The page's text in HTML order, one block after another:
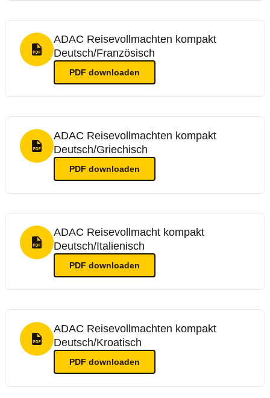
PDF Format
ADAC Reisevollmachten kompakt
Deutsch/Französisch
PDF downloaden
PDF Format
ADAC Reisevollmachten kompakt
Deutsch/Griechisch
PDF downloaden
PDF Format
ADAC Reisevollmacht kompakt
Deutsch/Italienisch
PDF downloaden
PDF Format
ADAC Reisevollmachten kompakt
Deutsch/Kroatisch
PDF downloaden